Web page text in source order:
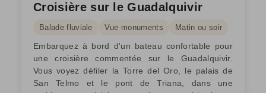
Croisière sur le Guadalquivir
Balade fluviale Vue monuments Matin ou soir
Embarquez à bord d'un bateau confortable pour
une croisière commentée sur le Guadalquivir.
Vous voyez défiler la Torre del Oro, le palais de
San Telmo et le pont de Triana, dans une